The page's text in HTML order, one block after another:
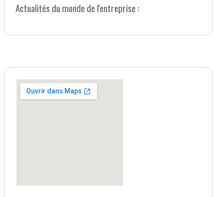
Actualités du monde de l'entreprise :